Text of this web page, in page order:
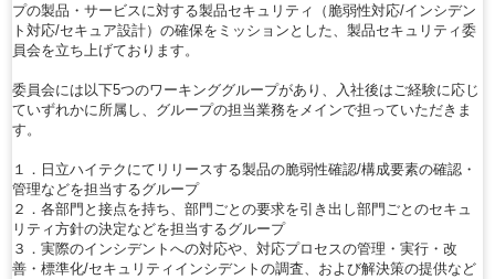
プの製品・サービスに対する製品セキュリティ（脆弱性対応/インシデン
ト対応/セキュア設計）の確保をミッションとした、製品セキュリティ委
員会を立ち上げております。
委員会には以下5つのワーキンググループがあり、入社後はご経験に応じ
ていずれかに所属し、グループの担当業務をメインで担っていただきま
す。
１．日立ハイテクにてリリースする製品の脆弱性確認/構成要素の確認・
管理などを担当するグループ
２．各部門と接点を持ち、部門ごとの要求を引き出し部門ごとのセキュ
リティ方針の決定などを担当するグループ
３．実際のインシデントへの対応や、対応プロセスの管理・実行・改
善・標準化/セキュリティインシデントの調査、および解決策の提供など